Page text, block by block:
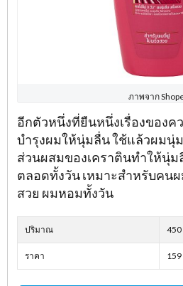
ภาพจาก
อีกตัวหนึ่งที่ยืนหนึ่งเรื่องของค
บำรุงผมให้นุ่มลื่น ใช้แล้วผมนุ่
ส่วนผสมของเคราตินทำให้นุ่
ตลอดทั้งวัน เหมาะสำหรับคน
สวย ผมหอมทั้งวัน
ปริมาณ 450
ราคา 159